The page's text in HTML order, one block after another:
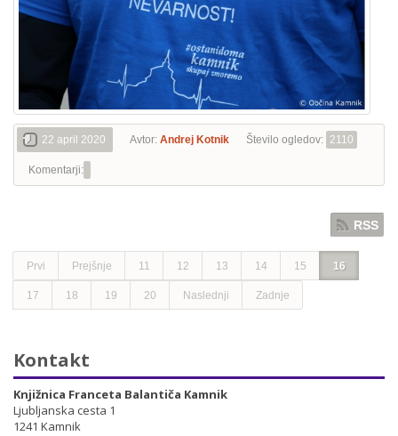
22 april 2020 Avtor: Andrej Kotnik Število ogledov: 2110
Komentarji:
RSS
Prvi Prejšnje 11 12 13 14 15 16
17 18 19 20 Naslednji Zadnje
Kontakt
Knjižnica Franceta Balantiča Kamnik
Ljubljanska cesta 1
1241 Kamnik